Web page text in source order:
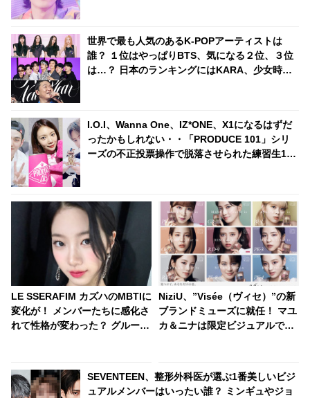
世界で最も人気のあるK-POPアーティストは
誰？ １位はやっぱりBTS、気になる２位、３位
は…？ 日本のランキングにはKARA、少女時代
I.O.I、Wanna One、IZ*ONE、X1になるはずだ
ったかもしれない・・「PRODUCE 101」シリ
ーズの不正投票操作で脱落させられた練習生12
LE SSERAFIM カズハのMBTIに
変化が！ メンバーたちに感化さ
れて性格が変わった？ グループ
NiziU、”Visée（ヴィセ）”の新
ブランドミューズに就任！ マユ
カ＆ニナは限定ビジュアルでク
SEVENTEEN、整形外科医が選ぶ1番美しいビジ
ュアルメンバーはいったい誰？ ミンギュやジョ